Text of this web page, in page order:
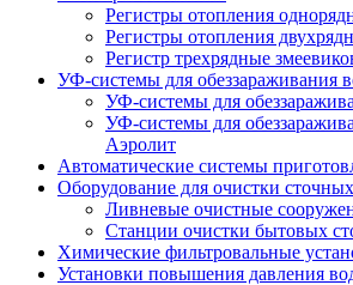
Регистры отопления
Регистры отопления
Регистр трехрядные
УФ-системы для обеззараживания
УФ-системы для
УФ-системы для
Аэролит
Автоматические системы
Оборудование для очистки
Ливневые очистные
Станции очистки бытовых
Химические фильтровальные
Установки повышения давления